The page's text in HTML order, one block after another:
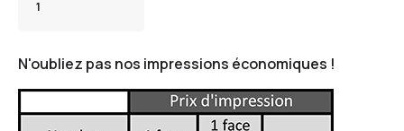
N'oubliez pas nos impressions économiques !